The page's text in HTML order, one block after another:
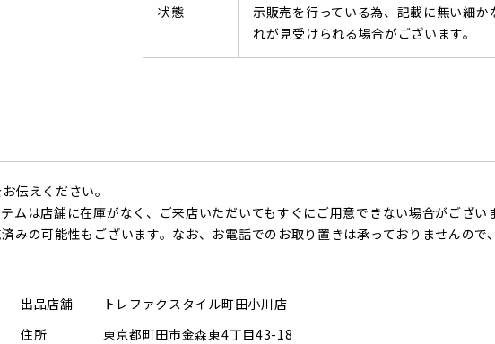
状態
示販売を行っている為、記載に無い細か
れが見受けられる場合がございます。
伝えください。
は店舗に在庫がなく、ご来店いただいてもすぐにご用意できない場合がござい
みの可能性もございます。なお、お電話でのお取り置きは承っておりませんので
出品店舗
トレファクスタイル町田小川店
住所
東京都町田市金森東4丁目43-18